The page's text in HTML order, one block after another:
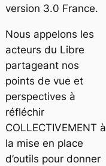
version 3.0 France.
Nous appelons les
acteurs du Libre
partageant nos
points de vue et
perspectives à
réfléchir
COLLECTIVEMENT à
la mise en place
d’outils pour donner